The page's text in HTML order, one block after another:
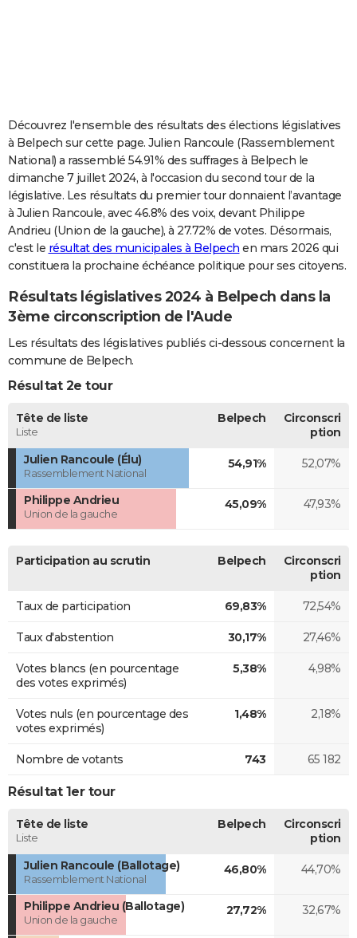
Carte de Noël
Carte Bonne année
Carte Saint-Valentin
Carte Pâques
Carte d'anniversaire
DICTIONNAIRE
Dictionnaire
Biographies
Citations
Expressions
Proverbes
PROGRAMME TV
COPAINS D'AVANT
S'inscrire
Se connecter
Lycées
Collèges
Primaires
Universités
Entreprises
Service militaire
Avis de recherche
AVIS DE DÉCÈS
Découvrez l'ensemble des résultats des élections législatives
à Belpech sur cette page. Julien Rancoule (Rassemblement
National) a rassemblé 54.91% des suffrages à Belpech le
dimanche 7 juillet 2024, à l'occasion du second tour de la
législative. Les résultats du premier tour donnaient l’avantage
à Julien Rancoule, avec 46.8% des voix, devant Philippe
Andrieu (Union de la gauche), à 27.72% de votes. Désormais,
c'est le résultat des municipales à Belpech en mars 2026 qui
constituera la prochaine échéance politique pour ses citoyens.
Résultats législatives 2024 à Belpech dans la
3ème circonscription de l'Aude
Les résultats des législatives publiés ci-dessous concernent la
commune de Belpech.
Résultat 2e tour
Tête de liste
Liste
Belpech
Circonscri
ption
Julien Rancoule (Élu)
Rassemblement National
54,91% 52,07%
Philippe Andrieu
Union de la gauche
45,09% 47,93%
Participation au scrutin Belpech
Circonscri
ption
Taux de participation 69,83% 72,54%
Taux d'abstention 30,17% 27,46%
Votes blancs (en pourcentage
des votes exprimés)
5,38% 4,98%
Votes nuls (en pourcentage des
votes exprimés)
1,48% 2,18%
Nombre de votants 743 65 182
Résultat 1er tour
Tête de liste
Liste
Belpech
Circonscri
ption
Julien Rancoule (Ballotage)
Rassemblement National
46,80% 44,70%
Philippe Andrieu (Ballotage)
Union de la gauche
27,72% 32,67%